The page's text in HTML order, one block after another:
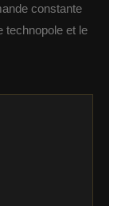
constante
technopole et le